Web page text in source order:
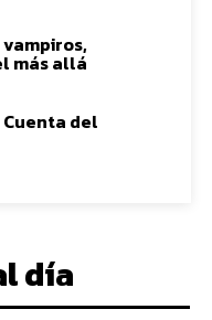
más allá
Cuenta del
día